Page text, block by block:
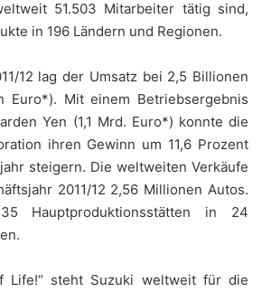
51.503 Mitarbeiter tätig sind,
in 196 Ländern und Regionen.
12 lag der Umsatz bei 2,5 Billionen
Euro*). Mit einem Betriebsergebnis
Yen (1,1 Mrd. Euro*) konnte die
ihren Gewinn um 11,6 Prozent
steigern. Die weltweiten Verkäufe
2011/12 2,56 Millionen Autos.
Hauptproduktionsstätten in 24
Life!“ steht Suzuki weltweit für die